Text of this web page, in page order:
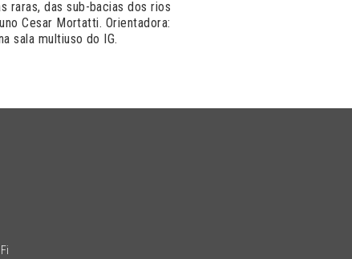
raras, das sub-bacias dos rios
Cesar Mortatti. Orientadora:
sala multiuso do IG.